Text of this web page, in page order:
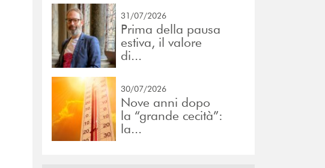
31/07/2026
Prima della pausa
estiva, il valore
di...
30/07/2026
Nove anni dopo
la “grande cecità”:
la...